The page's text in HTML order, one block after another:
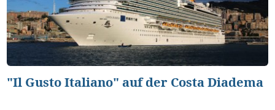
"Il Gusto Italiano" auf der Costa Diadema